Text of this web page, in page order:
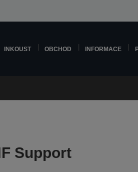
INKOUST OBCHOD INFORMACE
Support